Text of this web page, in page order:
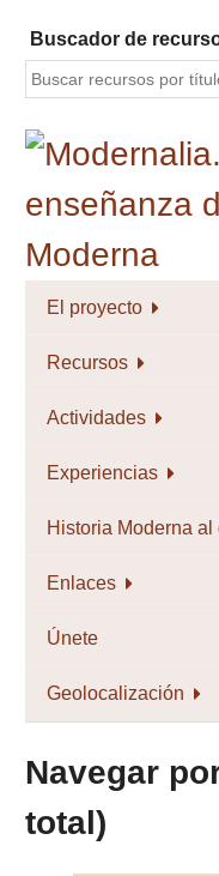
contenido
principal
Buscador de
El proyecto
Recursos
Actividades
Experiencias
Historia Moderna al
Enlaces
Únete
Geolocalización
Navegar
total)